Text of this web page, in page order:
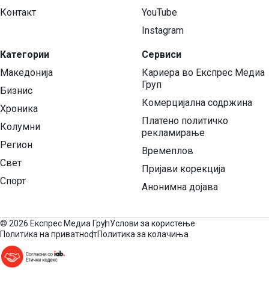
Контакт
Категории
Македонија
Бизнис
Хроника
Колумни
Регион
Свет
Спорт
YouTube
Instagram
Сервиси
Кариера во Експрес Медиа
Груп
Комерцијална содржина
Платено политичко
рекламирање
Времеплов
Пријави корекција
Анонимна дојава
© 2026 Експрес Медиа ГрупУслови за користење
Политика на приватностПолитика за колачиња